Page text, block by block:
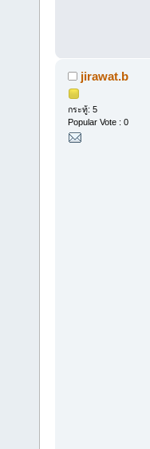
jirawat.b
กระทู้: 5
Popular Vote : 0